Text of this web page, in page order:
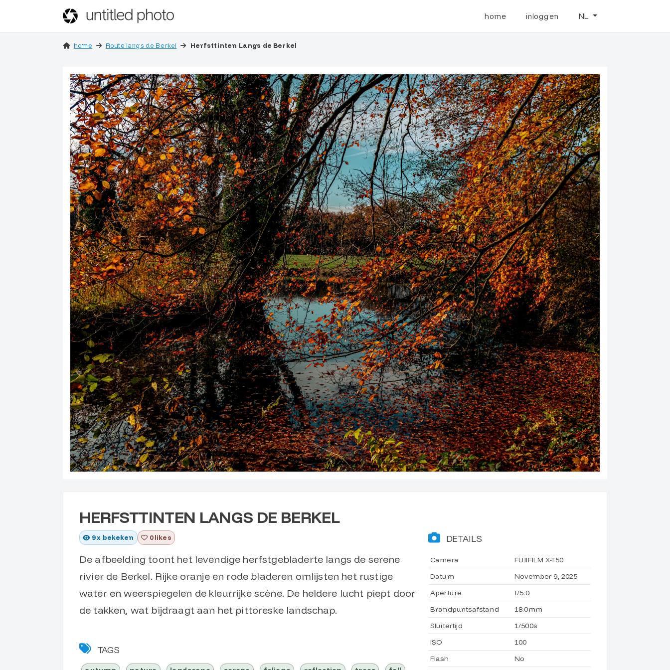
home inloggen NL
home Route langs de Berkel Herfsttinten Langs de Berkel
HERFSTTINTEN LANGS DE BERKEL
9x bekeken 0 likes
De afbeelding toont het levendige herfstgebladerte langs de serene
rivier de Berkel. Rijke oranje en rode bladeren omlijsten het rustige
water en weerspiegelen de kleurrijke scène. De heldere lucht piept door
de takken, wat bijdraagt aan het pittoreske landschap.
TAGS
DETAILS
Camera
FUJIFILM X-T50
Datum
November 9, 2025
Aperture
f/5.0
Brandpuntsafstand
18.0mm
Sluitertijd
1/500s
ISO
100
Flash
No